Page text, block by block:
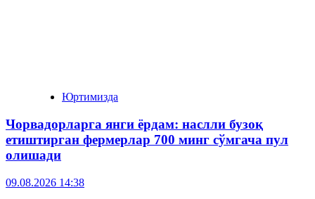
Юртимизда
Чорвадорларга янги ёрдам: наслли бузоқ
етиштирган фермерлар 700 минг сўмгача пул
олишади
09.08.2026 14:38